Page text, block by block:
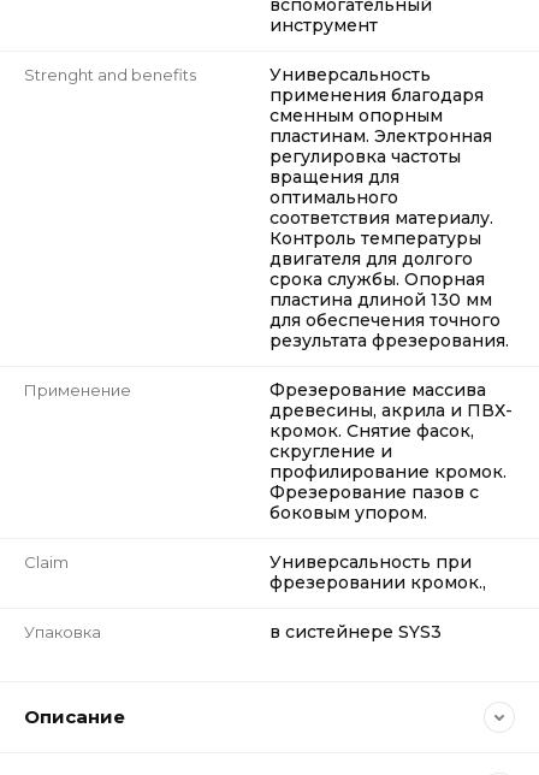
вспомогательный
инструмент
Strenght and benefits
Универсальность
применения благодаря
сменным опорным
пластинам. Электронная
регулировка частоты
вращения для
оптимального
соответствия материалу.
Контроль температуры
двигателя для долгого
срока службы. Опорная
пластина длиной 130 мм
для обеспечения точного
результата фрезерования.
Применение
Фрезерование массива
древесины, акрила и ПВХ-
кромок. Снятие фасок,
скругление и
профилирование кромок.
Фрезерование пазов с
боковым упором.
Claim
Универсальность при
фрезеровании кромок.,
Упаковка в систейнере SYS3
Описание